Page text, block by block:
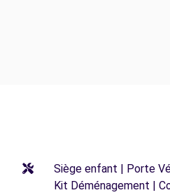
Siège enfant | Porte
Kit Déménagement |